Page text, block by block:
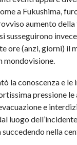
a Fukushima,
aumento
susseguirono
ore (anzi, giorni) il
mondovisione.
la conoscenza e
pressione
e
luogo
nella